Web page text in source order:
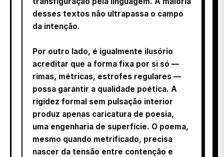
desses textos não ultrapassa o campo
da intenção.
Por outro lado, é igualmente ilusório
acreditar que a forma fixa por si só —
rimas, métricas, estrofes regulares —
possa garantir a qualidade poética. A
rigidez formal sem pulsação interior
produz apenas caricatura de poesia,
uma engenharia de superfície. O poema,
mesmo quando metrificado, precisa
nascer da tensão entre contenção e